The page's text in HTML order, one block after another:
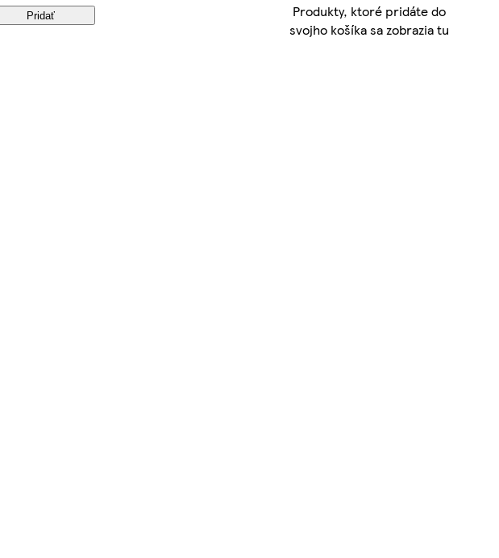
Pridať
Produkty, ktoré pridáte do
svojho košíka sa zobrazia tu